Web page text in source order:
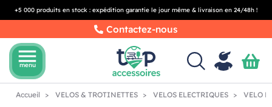
+5 000 produits en stock : expédition garantie le jour même & livraison en 24/48h !
Contactez-nous
menu
menu
Accueil VELOS & TROTINETTES VELOS ELECTRIQUES VELO